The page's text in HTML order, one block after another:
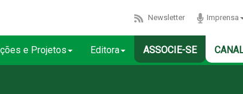
Newsletter Imprensa
e Projetos Editora ASSOCIE-SE